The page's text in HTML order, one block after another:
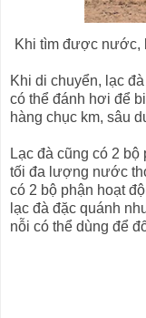
Khi tìm được nước,
Khi di chuyển, lạc
có thể đánh hơi để
hàng chục km, sâu
Lạc đà cũng có 2
tối đa lượng nước
có 2 bộ phận hoạt
lạc đà đặc quánh
nỗi có thể dùng để